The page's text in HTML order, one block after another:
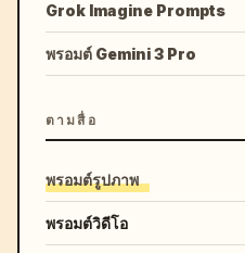
Grok Imagine Prompts
พรอมต์ Gemini 3 Pro
ตามสื่อ
พรอมต์รูปภาพ
พรอมต์วิดีโอ